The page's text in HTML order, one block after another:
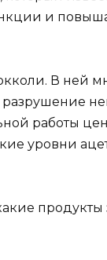
и
В ней
разрушение
работы
уровни